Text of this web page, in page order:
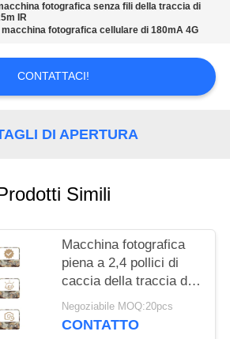
fotografica senza fili della traccia di
IR
macchina fotografica cellulare di 180mA 4G
CONTATTACI!
DI APERTURA
Simili
Macchina fotografica
piena a 2,4 pollici di
caccia della traccia di
IR LED HD 1080P delle
macchine fotografiche
Negoziabile MOQ:20pcs
CONTATTO